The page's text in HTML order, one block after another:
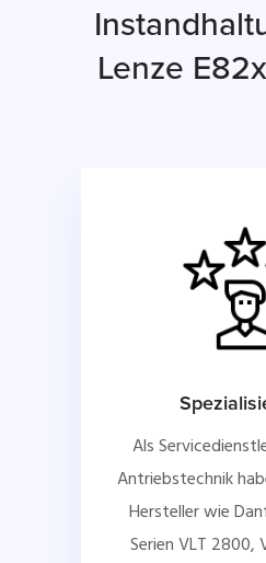
Lenze
Als
Antriebstechnik
Hersteller wie
Serien VLT 2800,